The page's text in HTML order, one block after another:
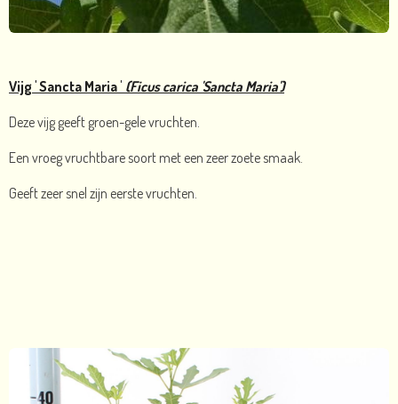
Vijg ' Sancta Maria' (Ficus carica 'Sancta Maria')
Deze vijg geeft groen-gele vruchten.
Een vroeg vruchtbare soort met een zeer zoete smaak.
Geeft zeer snel zijn eerste vruchten.